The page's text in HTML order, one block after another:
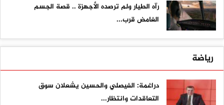
رآه الطيار ولم ترصده الأجهزة .. قصة الجسم
الغامض قرب...
رياضة
دراغمة: الفيصلي والحسين يشعلان سوق
التعاقدات وانتظار...